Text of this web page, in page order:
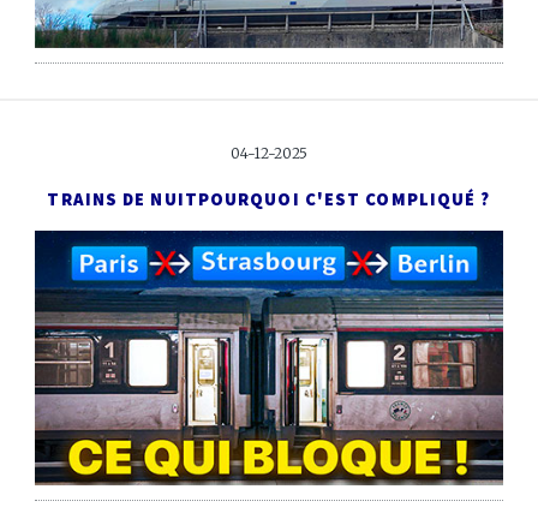
04-12-2025
TRAINS DE NUITPOURQUOI C'EST COMPLIQUÉ ?